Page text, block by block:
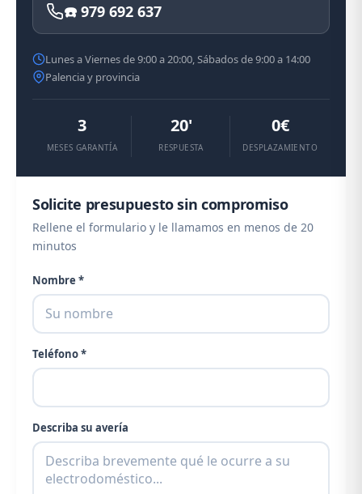
☎️ 979 692 637
Lunes a Viernes de 9:00 a 20:00, Sábados de 9:00 a 14:00
Palencia y provincia
3
MESES GARANTÍA
20'
RESPUESTA
0€
DESPLAZAMIENTO
Solicite presupuesto sin compromiso
Rellene el formulario y le llamamos en menos de 20
minutos
Nombre *
Teléfono *
Describa su avería